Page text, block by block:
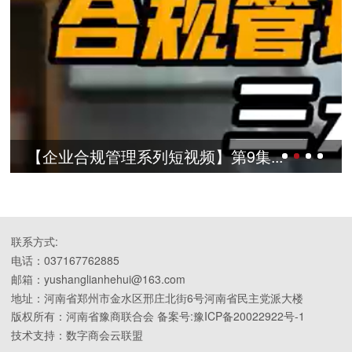
业合规管理系列短视频】第9集... 【
联系方式:
电话：037167762885
邮箱：yushanglianhehui@163.com
地址：河南省郑州市金水区邢庄北街6号河南省民主党派大楼
版权所有：河南省豫商联合会 备案号:豫ICP备20022922号-1
技术支持：数字商会云联盟